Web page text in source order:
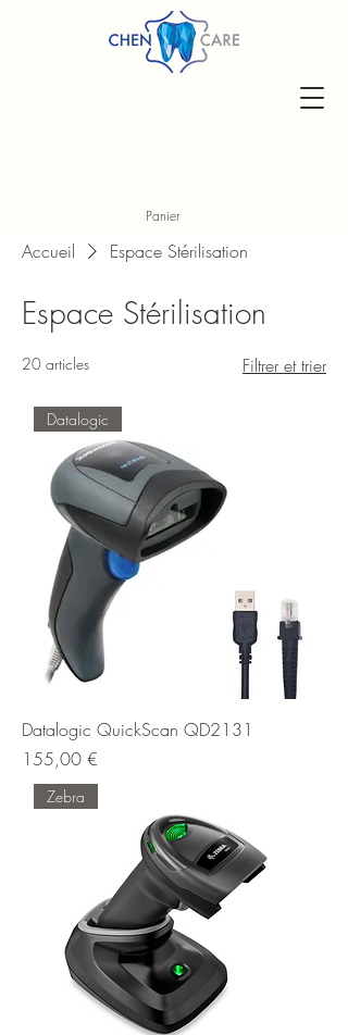
Panier
Accueil Espace Stérilisation
Espace Stérilisation
20 articles Filtrer et trier
Datalogic
Datalogic QuickScan QD2131
Prix
155,00 €
Zebra